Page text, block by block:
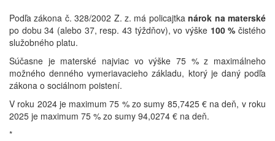
Podľa zákona č. 328/2002 Z. z. má policajtkanárok na materské
po dobu 34 (alebo 37, resp. 43 týždňov), vo výške 100 % čistého
služobného platu.
Súčasne je materské najviac vo výške 75 % z maximálneho
možného denného vymeriavacieho základu, ktorý je daný podľa
zákona o sociálnom poistení.
V roku 2024 je maximum 75 % zo sumy 85,7425 € na deň, v roku
2025 je maximum 75 % zo sumy 94,0274 € na deň.
*